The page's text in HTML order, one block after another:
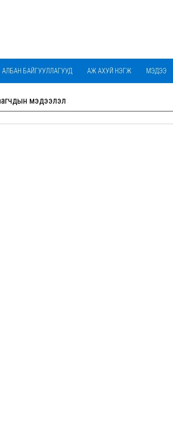
АЛБАН БАЙГУУЛЛАГУУД АЖ АХУЙ НЭГЖ МЭДЭЭ
ЦЭЦЭРЛЭГИЙН ФЭЙЖ ХУУДАС
мэдээлэл